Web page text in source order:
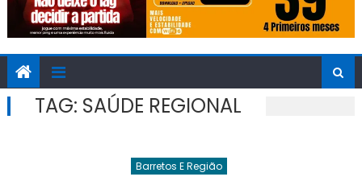
TAG: SAÚDE REGIONAL
Barretos E Região